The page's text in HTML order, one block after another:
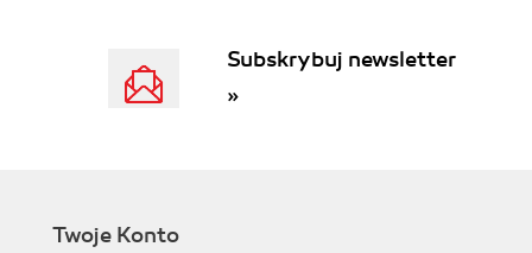
Subskrybuj newsletter
»
Twoje Konto